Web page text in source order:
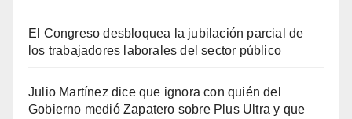
El Congreso desbloquea la jubilación parcial de
los trabajadores laborales del sector público
Julio Martínez dice que ignora con quién del
Gobierno medió Zapatero sobre Plus Ultra y que